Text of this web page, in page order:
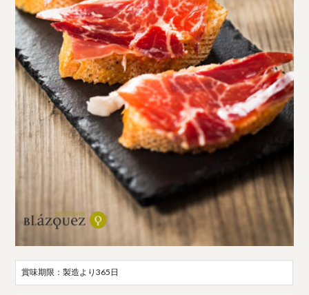
賞味期限：製造より365日